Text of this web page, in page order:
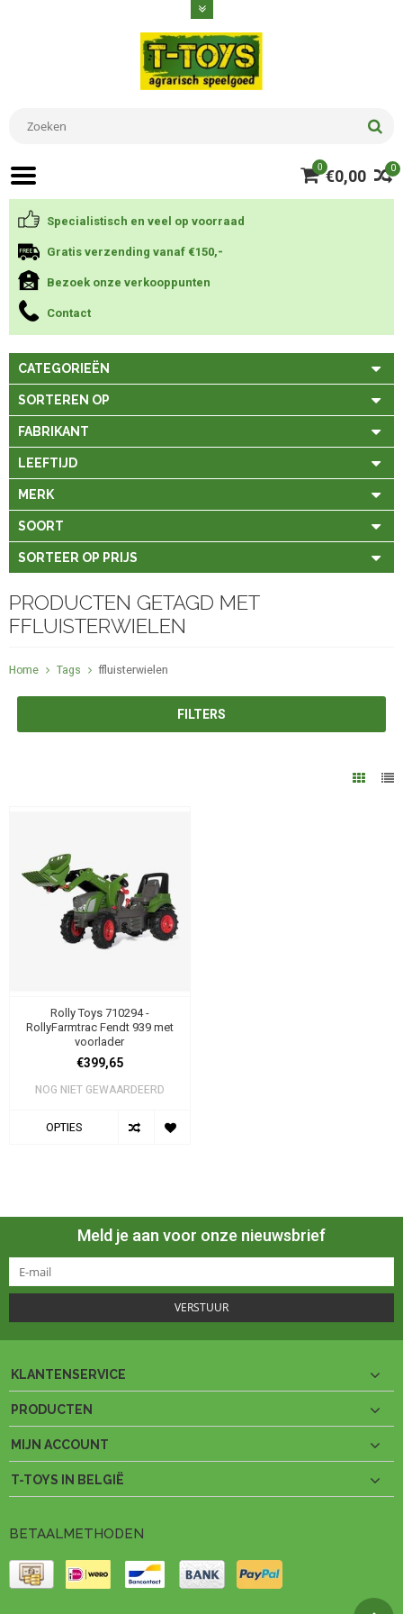
0
0 €0,00
Specialistisch en veel op voorraad
Gratis verzending vanaf €150,-
Bezoek onze verkooppunten
Contact
CATEGORIEËN
SORTEREN OP
FABRIKANT
LEEFTIJD
MERK
SOORT
SORTEER OP PRIJS
PRODUCTEN GETAGD MET
FFLUISTERWIELEN
Home Tags ffluisterwielen
FILTERS
Rolly Toys 710294 -
RollyFarmtrac Fendt 939 met
voorlader
€399,65
NOG NIET GEWAARDEERD
OPTIES
Meld je aan voor onze nieuwsbrief
VERSTUUR
KLANTENSERVICE
PRODUCTEN
MIJN ACCOUNT
T-TOYS IN BELGIË
BETAALMETHODEN